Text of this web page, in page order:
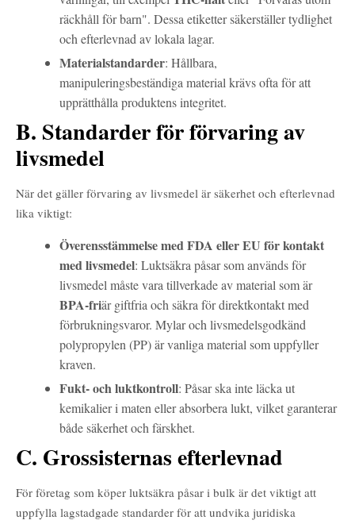
räckhåll för barn". Dessa etiketter säkerställer tydlighet
och efterlevnad av lokala lagar.
Materialstandarder: Hållbara,
manipuleringsbeständiga material krävs ofta för att
upprätthålla produktens integritet.
B. Standarder för förvaring av
livsmedel
När det gäller förvaring av livsmedel är säkerhet och efterlevnad
lika viktigt:
Överensstämmelse med FDA eller EU för kontakt
med livsmedel: Luktsäkra påsar som används för
livsmedel måste vara tillverkade av material som är
BPA-friär giftfria och säkra för direktkontakt med
förbrukningsvaror. Mylar och livsmedelsgodkänd
polypropylen (PP) är vanliga material som uppfyller
kraven.
Fukt- och luktkontroll: Påsar ska inte läcka ut
kemikalier i maten eller absorbera lukt, vilket garanterar
både säkerhet och färskhet.
C. Grossisternas efterlevnad
För företag som köper luktsäkra påsar i bulk är det viktigt att
uppfylla lagstadgade standarder för att undvika juridiska